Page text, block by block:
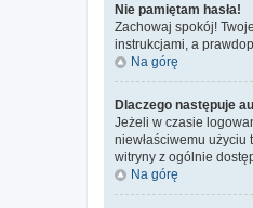
Nie pamiętam hasła!
Zachowaj spokój!
instrukcjami, a
Na górę
Dlaczego następuje
Jeżeli w czasie
niewłaściwemu
witryny z ogólnie
Na górę